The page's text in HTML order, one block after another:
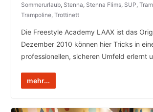
Sommerurlaub, Stenna, Stenna Flims, SUP,
Trampoline, Trottinett
Die Freestyle Academy LAAX ist das
Dezember 2010 können hier Tricks in
professionellen, sicheren Umfeld erlernt
mehr...